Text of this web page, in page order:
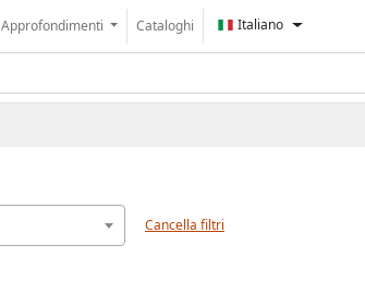
Approfondimenti Cataloghi Italiano
Cancella filtri